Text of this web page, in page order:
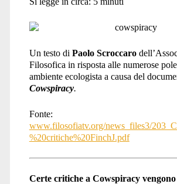
Un testo di Paolo Scroccaro
Filosofica in risposta alle numerose
ambiente ecologista a causa del
Cowspiracy.
Fonte:
www.filosofiatv.org/news_files3/
%20critiche%20FinchJ.pdf
Certe critiche a Cowspiracy vengono